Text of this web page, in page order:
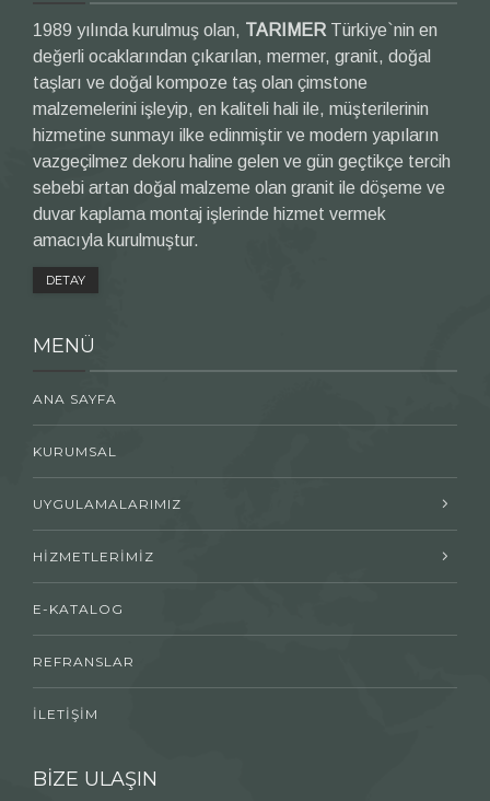
1989 yılında kurulmuş olan, TARIMER Türkiye`nin en
değerli ocaklarından çıkarılan, mermer, granit, doğal
taşları ve doğal kompoze taş olan çimstone
malzemelerini işleyip, en kaliteli hali ile, müşterilerinin
hizmetine sunmayı ilke edinmiştir ve modern yapıların
vazgeçilmez dekoru haline gelen ve gün geçtikçe tercih
sebebi artan doğal malzeme olan granit ile döşeme ve
duvar kaplama montaj işlerinde hizmet vermek
amacıyla kurulmuştur.
DETAY
MENÜ
ANA SAYFA
KURUMSAL
UYGULAMALARIMIZ
HİZMETLERİMİZ
E-KATALOG
REFRANSLAR
İLETİŞİM
BİZE ULAŞIN